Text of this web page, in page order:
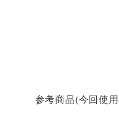
参考商品(今回使